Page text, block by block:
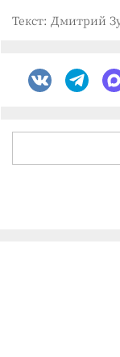
Текст: Дмитрий